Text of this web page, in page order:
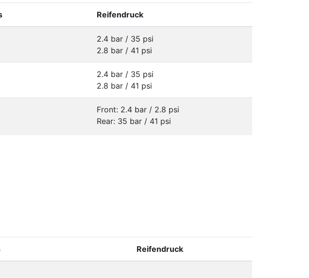
Reifendruck
2.4 bar / 35 psi
2.8 bar / 41 psi
2.4 bar / 35 psi
2.8 bar / 41 psi
Front: 2.4 bar / 2.8 psi
Rear: 35 bar / 41 psi
Reifendruck